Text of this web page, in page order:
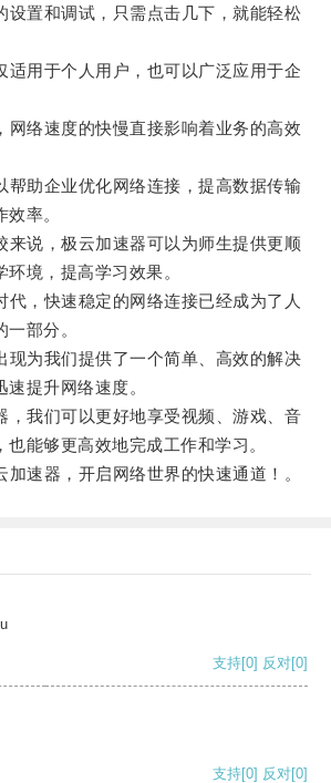
置和调试，只需点击几下，就能轻松
用于个人用户，也可以广泛应用于企
络速度的快慢直接影响着业务的高效
助企业优化网络连接，提高数据传输
率。
说，极云加速器可以为师生提供更顺
境，提高学习效果。
，快速稳定的网络连接已经成为了人
部分。
为我们提供了一个简单、高效的解决
提升网络速度。
我们可以更好地享受视频、游戏、音
也能够更高效地完成工作和学习。
速器，开启网络世界的快速通道！。
支持[0] 反对[0]
支持[0] 反对[0]